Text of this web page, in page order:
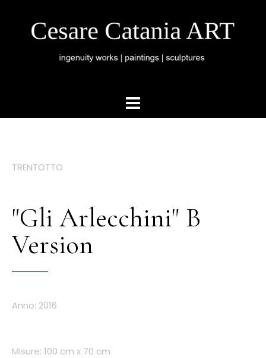
TRENTOTTO
"Gli Arlecchini" B
Version
Anno: 2016
Misure: 100 cm x 70 cm